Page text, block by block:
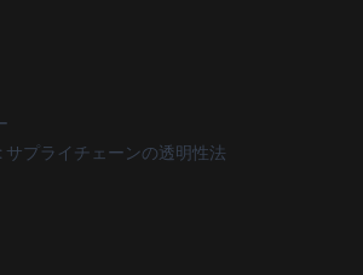
サプライチェーンの透明性法